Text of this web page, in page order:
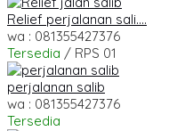
Relief perjalanan sali....
wa : 081355427376
Tersedia / RPS 01
perjalanan salib
wa : 081355427376
Tersedia